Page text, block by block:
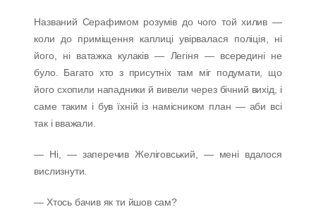
Названий Серафимом розумів до чого той хилив —
коли до приміщення каплиці увірвалася поліція, ні
його, ні ватажка кулаків — Легіня — всередині не
було. Багато хто з присутніх там міг подумати, що
його схопили нападники й вивели через бічний вихід, і
саме таким і був їхній із намісником план — аби всі
так і вважали.
— Ні, — заперечив Желіговський, — мені вдалося
вислизнути.
— Хтось бачив як ти йшов сам?